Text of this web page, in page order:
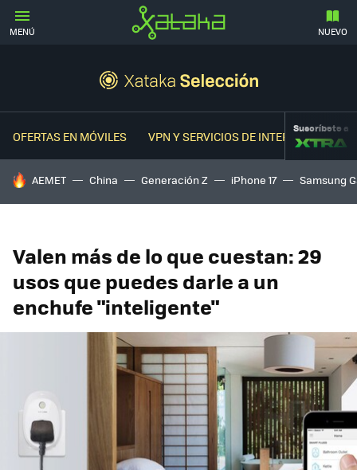
MENÚ NUEVO
OFERTAS EN MÓVILES VPN Y SERVICIOS DE INTERNETSuscríbete a
HOY SE HABLA DE
AEMET China Generación Z iPhone 17 Samsung
Valen más de lo que cuestan: 29
usos que puedes darle a un
enchufe "inteligente"